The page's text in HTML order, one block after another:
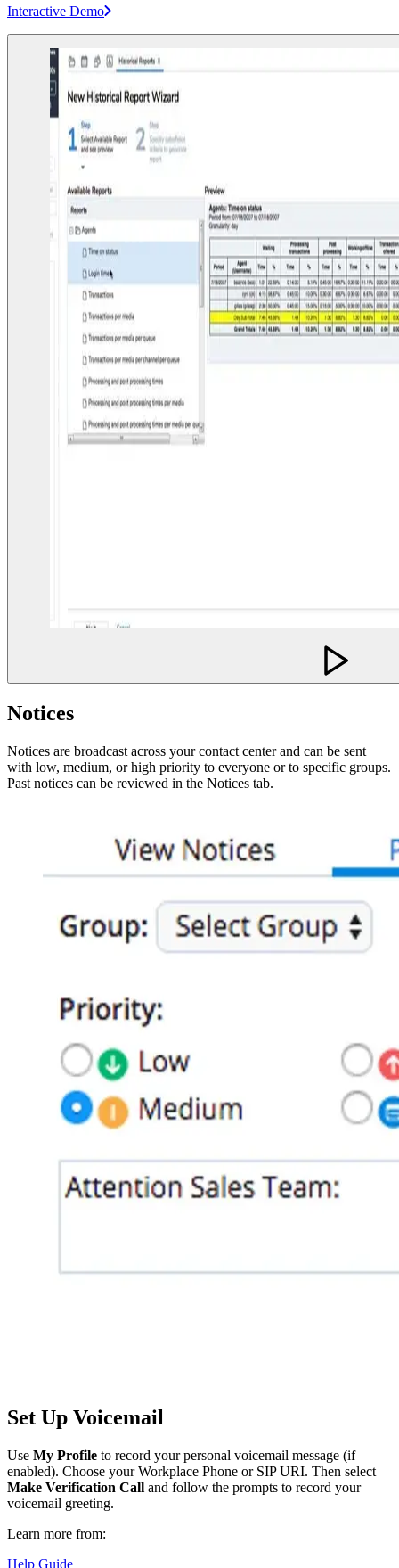
Interactive Demo
Notices
Notices are broadcast across your contact center and can be sent
with low, medium, or high priority to everyone or to specific groups.
Past notices can be reviewed in the Notices tab.
Set Up Voicemail
Use My Profile to record your personal voicemail message (if
enabled). Choose your Workplace Phone or SIP URI. Then select
Make Verification Call and follow the prompts to record your
voicemail greeting.
Learn more from:
Help Guide